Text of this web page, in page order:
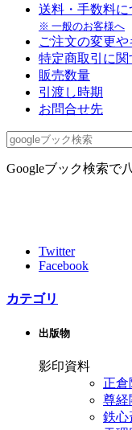
送料・手数料に
※ 一般のお客様へ
ご注文の変更
特定商取引に関
販売数量
引渡し時期
お問合せ先
Googleブック検索で
Twitter
Facebook
カテゴリ
出版物
影印資料
正倉
尊経
鉄